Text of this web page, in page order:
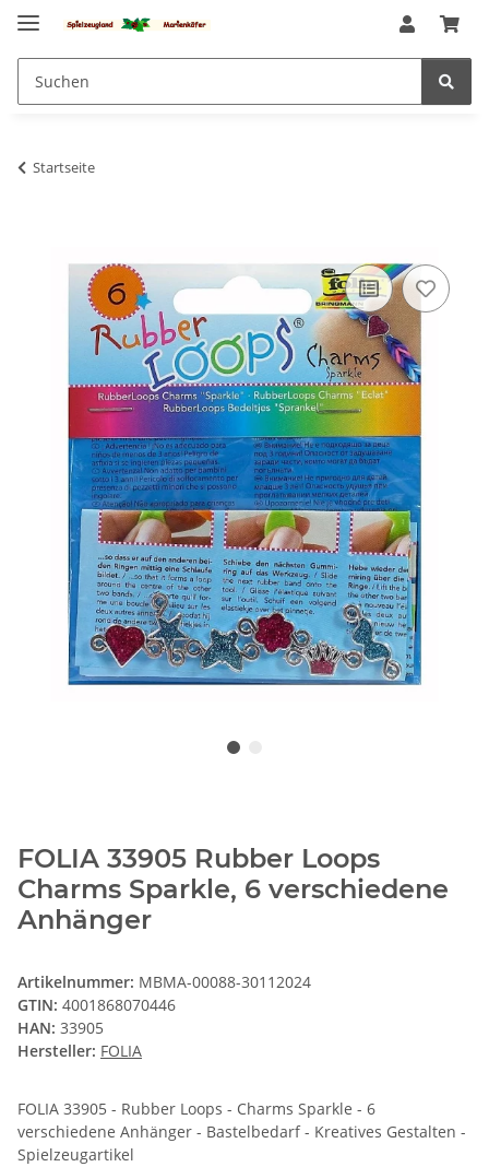
Startseite
FOLIA 33905 Rubber Loops
Charms Sparkle, 6 verschiedene
Anhänger
Artikelnummer: MBMA-00088-30112024
GTIN: 4001868070446
HAN: 33905
Hersteller: FOLIA
FOLIA 33905 - Rubber Loops - Charms Sparkle - 6
verschiedene Anhänger - Bastelbedarf - Kreatives Gestalten -
Spielzeugartikel